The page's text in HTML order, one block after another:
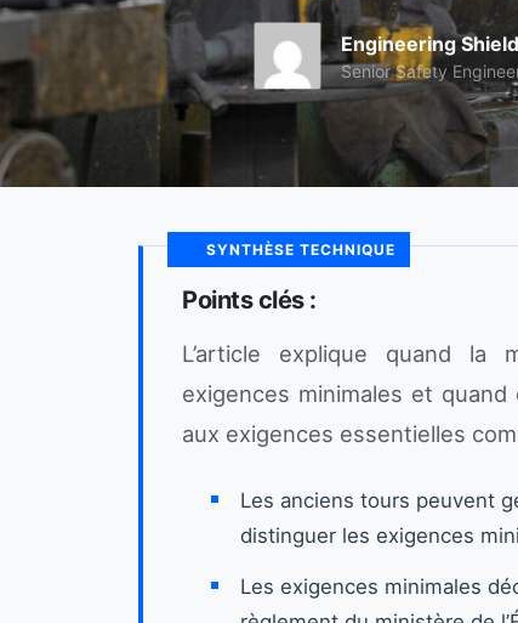
Engineering Shield
Senior Safety
SYNTHÈSE TECHNIQUE
Points clés :
L’article explique quand la
exigences minimales et
aux exigences essentielles
Les anciens tours peuvent
distinguer les exigences
Les exigences minimales